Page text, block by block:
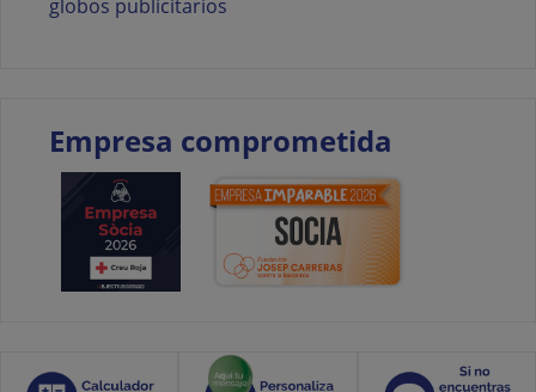
globos publicitarios
Empresa comprometida